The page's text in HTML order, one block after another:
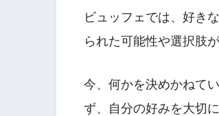
ビュッフェでは、好き
られた可能性や選択肢
今、何かを決めかねて
ず、自分の好みを大切